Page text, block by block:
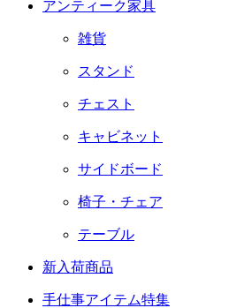
アンティーク家具
雑貨
スタンド
チェスト
キャビネット
サイドボード
椅子・チェア
テーブル
新入荷商品
手仕事アイテム特集